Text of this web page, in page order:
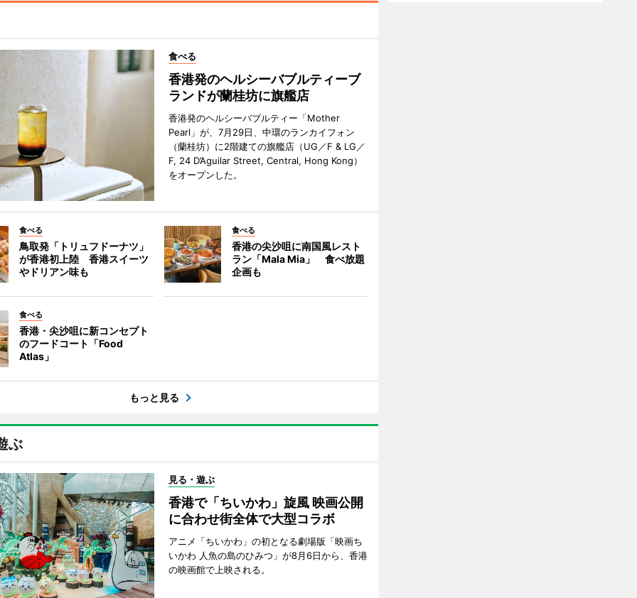
食べる
香港発のヘルシーバブルティーブ
ランドが蘭桂坊に旗艦店
香港発のヘルシーバブルティー「Mother
Pearl」が、7月29日、中環のランカイフォン
（蘭桂坊）に2階建ての旗艦店（UG／F & LG／
F, 24 D’Aguilar Street, Central, Hong Kong）
をオープンした。
食べる
鳥取発「トリュフドーナツ」
が香港初上陸 香港スイーツ
やドリアン味も
食べる
香港の尖沙咀に南国風レスト
ラン「Mala Mia」 食べ放題
企画も
食べる
香港・尖沙咀に新コンセプト
のフードコート「Food
Atlas」
もっと見る
ぶ
見る・遊ぶ
香港で「ちいかわ」旋風 映画公開
に合わせ街全体で大型コラボ
アニメ「ちいかわ」の初となる劇場版「映画ち
いかわ 人魚の島のひみつ」が8月6日から、香港
の映画館で上映される。